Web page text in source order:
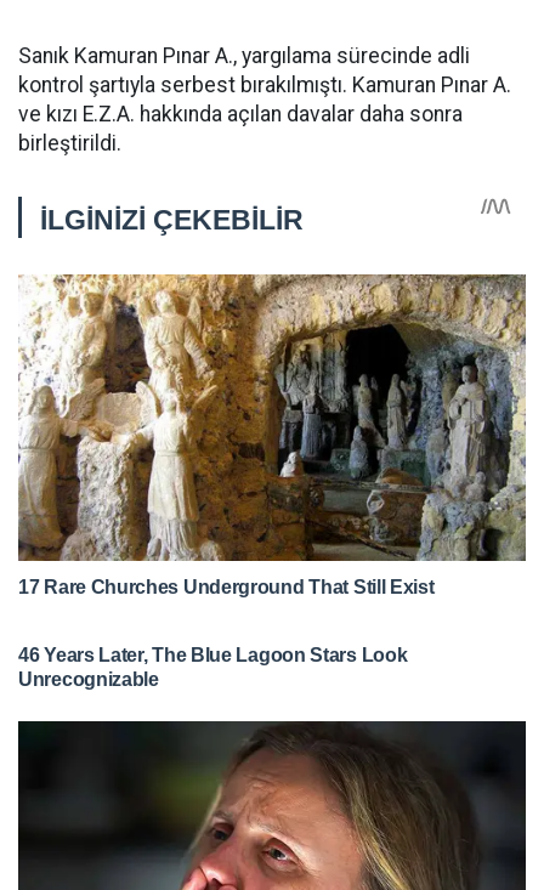
Sanık Kamuran Pınar A., yargılama sürecinde adli
kontrol şartıyla serbest bırakılmıştı. Kamuran Pınar A.
ve kızı E.Z.A. hakkında açılan davalar daha sonra
birleştirildi.